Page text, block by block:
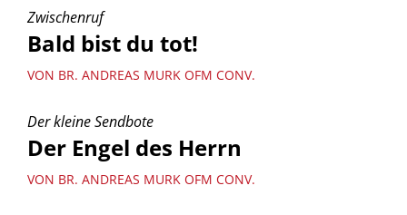
Zwischenruf
Bald bist du tot!
VON BR. ANDREAS MURK OFM CONV.
Der kleine Sendbote
Der Engel des Herrn
VON BR. ANDREAS MURK OFM CONV.